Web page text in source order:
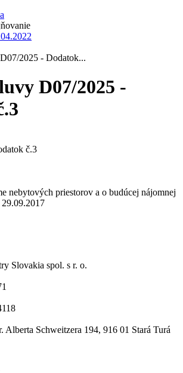
2025 - Dodatok...
D07/2025 -
č.3
nebytových priestorov a o budúcej nájomnej
Slovakia spol. s r. o.
Alberta Schweitzera 194, 916 01 Stará Turá